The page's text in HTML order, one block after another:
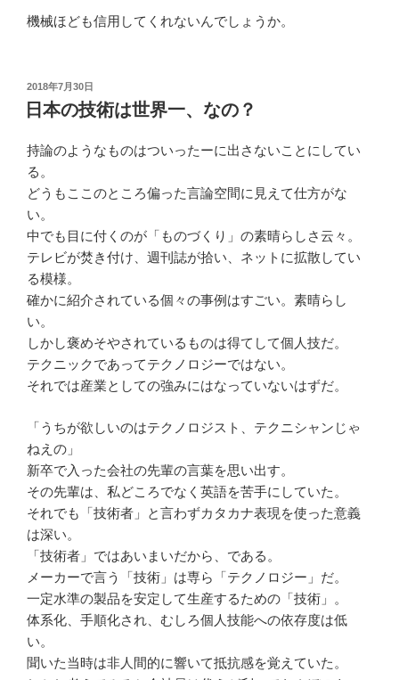
機械ほども信用してくれないんでしょうか。
投
稿
日:
2018年7月30日
日本の技術は世界一、なの？
持論のようなものはついったーに出さないことにしてい
る。
どうもここのところ偏った言論空間に見えて仕方がな
い。
中でも目に付くのが「ものづくり」の素晴らしさ云々。
テレビが焚き付け、週刊誌が拾い、ネットに拡散してい
る模様。
確かに紹介されている個々の事例はすごい。素晴らし
い。
しかし褒めそやされているものは得てして個人技だ。
テクニックであってテクノロジーではない。
それでは産業としての強みにはなっていないはずだ。
「うちが欲しいのはテクノロジスト、テクニシャンじゃ
ねえの」
新卒で入った会社の先輩の言葉を思い出す。
その先輩は、私どころでなく英語を苦手にしていた。
それでも「技術者」と言わずカタカナ表現を使った意義
は深い。
「技術者」ではあいまいだから、である。
メーカーで言う「技術」は専ら「テクノロジー」だ。
一定水準の製品を安定して生産するための「技術」。
体系化、手順化され、むしろ個人技能への依存度は低
い。
聞いた当時は非人間的に響いて抵抗感を覚えていた。